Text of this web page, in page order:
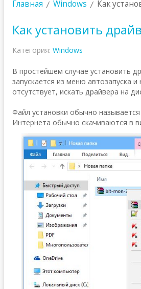
Главная Windows Как
Как установить
Категория: Windows
В простейшем случае установить
запускается из меню автозапуска
отсутствует, искать драйвера на
Файл установки обычно
Интернета обычно скачиваются в